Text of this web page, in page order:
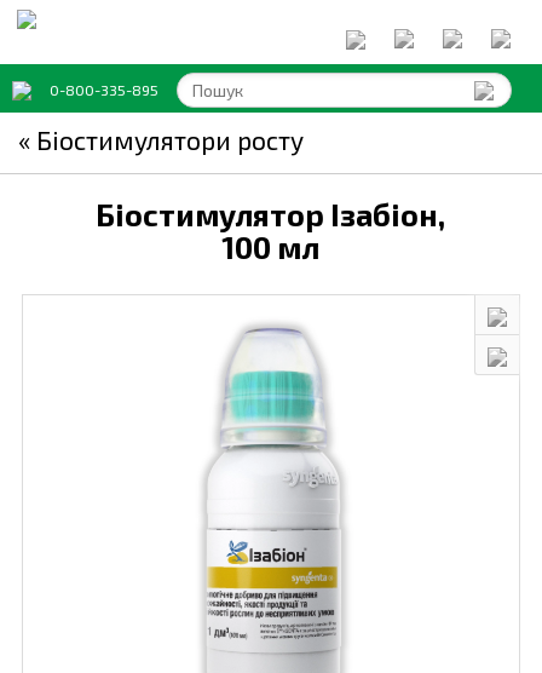
0-800-335-895
« Біостимулятори росту
Біостимулятор Ізабіон,
100 мл